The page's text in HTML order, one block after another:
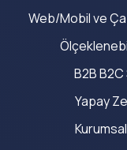
Web/Mobil ve
B2B
Yapay